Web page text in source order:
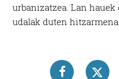
urbanizatzea. Lan
udalak duten